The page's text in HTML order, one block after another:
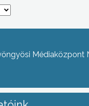
Médiaközpont